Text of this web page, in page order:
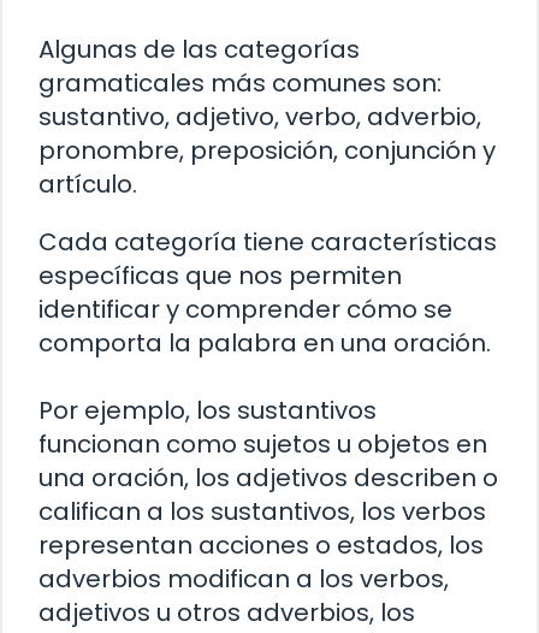
Algunas de las categorías
gramaticales más comunes son:
sustantivo, adjetivo, verbo, adverbio,
pronombre, preposición, conjunción y
artículo.
Cada categoría tiene características
específicas que nos permiten
identificar y comprender cómo se
comporta la palabra en una oración.
Por ejemplo, los sustantivos
funcionan como sujetos u objetos en
una oración, los adjetivos describen o
califican a los sustantivos, los verbos
representan acciones o estados, los
adverbios modifican a los verbos,
adjetivos u otros adverbios, los